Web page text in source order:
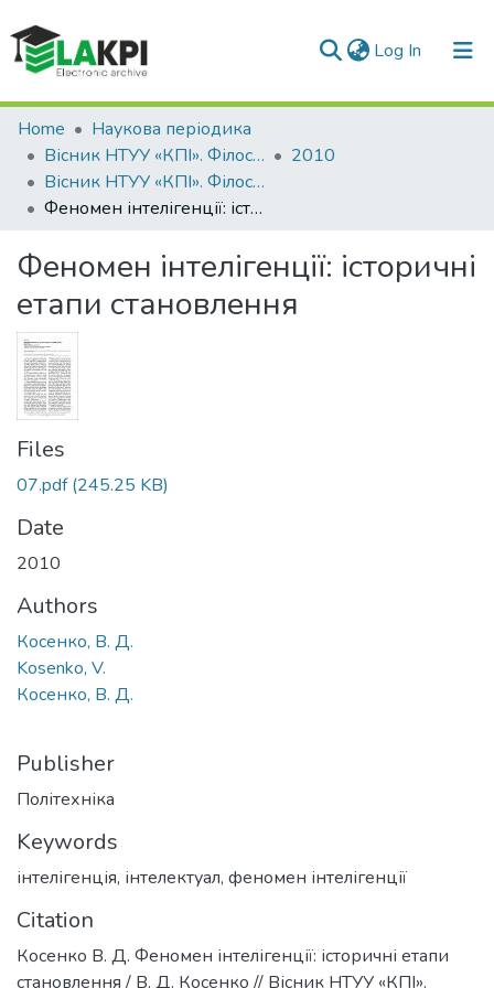
Log In (current)
Communities & Collections
All of DSpace
Statistics
Home
Наукова періодика
Вісник НТУУ «КПІ». Філософія. Психологія. Педагогіка
2010
Вісник НТУУ «КПІ». Філософія. Психологія. Педагогіка: збірник наукових праць, № 3(30)
Феномен інтелігенції: історичні етапи становлення
Феномен інтелігенції: історичні
етапи становлення
Files
07.pdf(245.25 KB)
Date
2010
Authors
Косенко, В. Д.
Kosenko, V.
Косенко, В. Д.
Publisher
Політехніка
Keywords
інтелігенція, інтелектуал, феномен інтелігенції
Citation
Косенко В. Д. Феномен інтелігенції: історичні етапи
становлення / В. Д. Косенко // Вісник НТУУ «КПІ».